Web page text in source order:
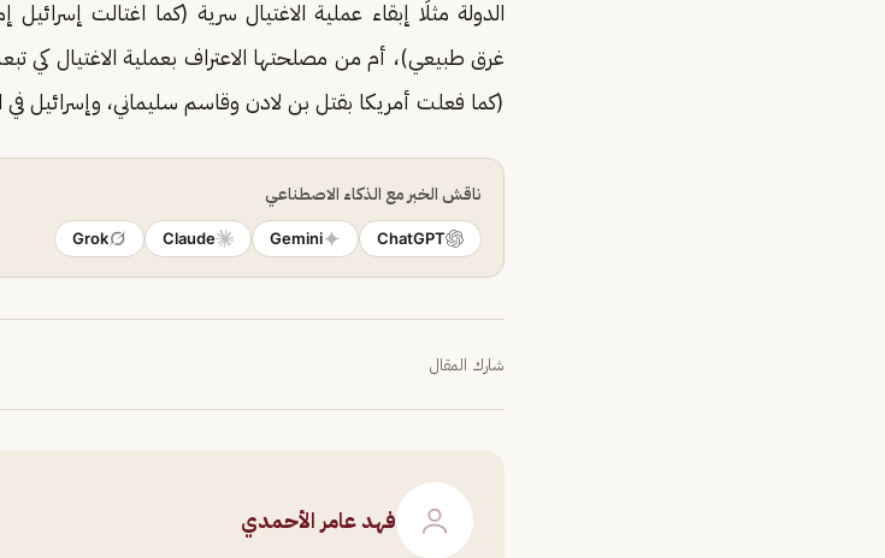
الدولة مثلًا إبقاء عملية الاغتيال سرية (كما اغتالت
غرق طبيعي)، أم من مصلحتها الاعتراف بعملية الاغتيال كي
(كما فعلت أمريكا بقتل بن لادن وقاسم سليماني، وإسرائيل في
ناقش الخبر مع الذكاء الاصطناعي
ChatGPT
Gemini
Claude
Grok
شارك المقال
فهد عامر الأحمدي